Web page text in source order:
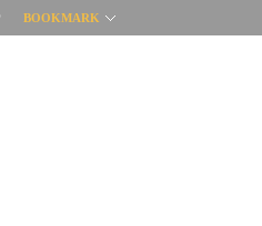
BOOKMARK